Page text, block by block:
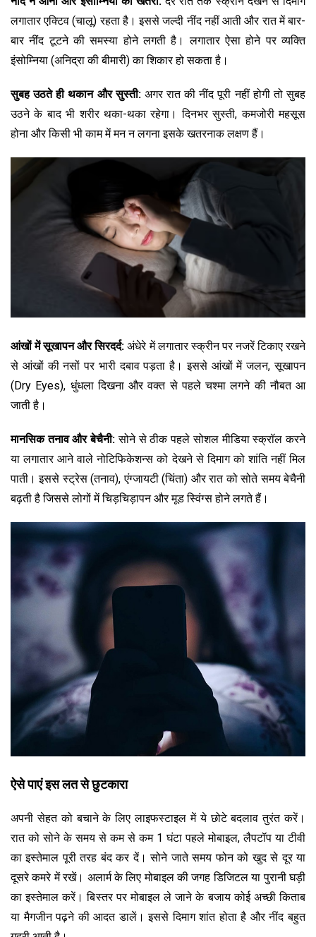
लगातार एक्टिव (चालू) रहता है। इससे जल्दी नींद नहीं आती और रात में बार-
बार नींद टूटने की समस्या होने लगती है। लगातार ऐसा होने पर व्यक्ति
इंसोम्निया (अनिद्रा की बीमारी) का शिकार हो सकता है।
सुबह उठते ही थकान और सुस्ती: अगर रात की नींद पूरी नहीं होगी तो सुबह
उठने के बाद भी शरीर थका-थका रहेगा। दिनभर सुस्ती, कमजोरी महसूस
होना और किसी भी काम में मन न लगना इसके खतरनाक लक्षण हैं।
आंखों में सूखापन और सिरदर्द:अंधेरे में लगातार स्क्रीन पर नजरें टिकाए रखने
से आंखों की नसों पर भारी दबाव पड़ता है। इससे आंखों में जलन, सूखापन
(Dry Eyes), धुंधला दिखना और वक्त से पहले चश्मा लगने की नौबत आ
जाती है।
मानसिक तनाव और बेचैनी:सोने से ठीक पहले सोशल मीडिया स्क्रॉल करने
या लगातार आने वाले नोटिफिकेशन्स को देखने से दिमाग को शांति नहीं मिल
पाती। इससे स्ट्रेस (तनाव), एंग्जायटी (चिंता) और रात को सोते समय बेचैनी
बढ़ती है जिससे लोगों में चिड़चिड़ापन और मूड स्विंग्स होने लगते हैं।
ऐसे पाएं इस लत से छुटकारा
अपनी सेहत को बचाने के लिए लाइफस्टाइल में ये छोटे बदलाव तुरंत करें।
रात को सोने के समय से कम से कम 1 घंटा पहले मोबाइल, लैपटॉप या टीवी
का इस्तेमाल पूरी तरह बंद कर दें। सोने जाते समय फोन को खुद से दूर या
दूसरे कमरे में रखें। अलार्म के लिए मोबाइल की जगह डिजिटल या पुरानी घड़ी
का इस्तेमाल करें। बिस्तर पर मोबाइल ले जाने के बजाय कोई अच्छी किताब
या मैगजीन पढ़ने की आदत डालें। इससे दिमाग शांत होता है और नींद बहुत